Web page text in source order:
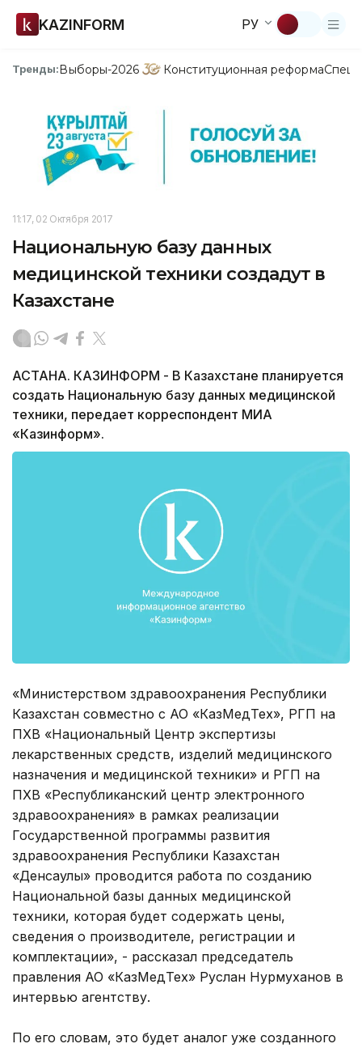
KAZINFORM РУ
Тренды:Выборы-2026 Конституционная реформа
11:17, 02 Октября 2017
Национальную базу данных
медицинской техники создадут в
Казахстане
АСТАНА. КАЗИНФОРМ - В Казахстане планируется
создать Национальную базу данных медицинской
техники, передает корреспондент МИА
«Казинформ».
«Министерством здравоохранения Республики
Казахстан совместно с АО «КазМедТех», РГП на
ПХВ «Национальный Центр экспертизы
лекарственных средств, изделий медицинского
назначения и медицинской техники» и РГП на
ПХВ «Республиканский центр электронного
здравоохранения» в рамках реализации
Государственной программы развития
здравоохранения Республики Казахстан
«Денсаулық» проводится работа по созданию
Национальной базы данных медицинской
техники, которая будет содержать цены,
сведения о производителе, регистрации и
комплектации», - рассказал председатель
правления АО «КазМедТех» Руслан Нурмуханов в
интервью агентству.
По его словам, это будет аналог уже созданного